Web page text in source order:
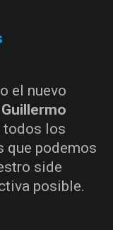
el nuevo
Guillermo
todos los
que podemos
side
posible.